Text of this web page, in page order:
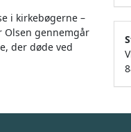
i kirkebøgerne –
Olsen gennemgår
der døde ved